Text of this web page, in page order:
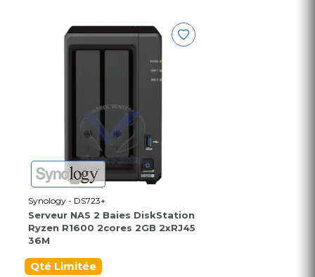
Synology - DS723+
Serveur NAS 2 Baies DiskStation
Ryzen R1600 2cores 2GB 2xRJ45
36M
Qté Limitée